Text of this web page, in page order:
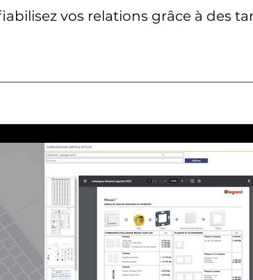
vos relations grâce à des